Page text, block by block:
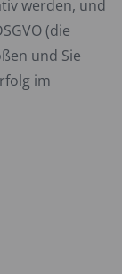
werden, und
(die
und Sie
im